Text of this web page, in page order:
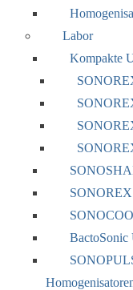
Labor
Kompakte
SONOREX
BactoSonic